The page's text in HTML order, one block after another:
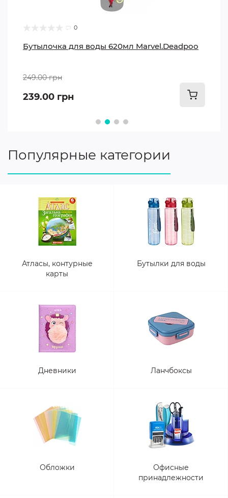
0
Пенал-косметичка силиконовая Explore
70.00 грн
66.00 грн
Популярные категории
Атласы, контурные
карты
Бутылки для воды
Дневники Ланчбоксы
Обложки
Офисные
принадлежности